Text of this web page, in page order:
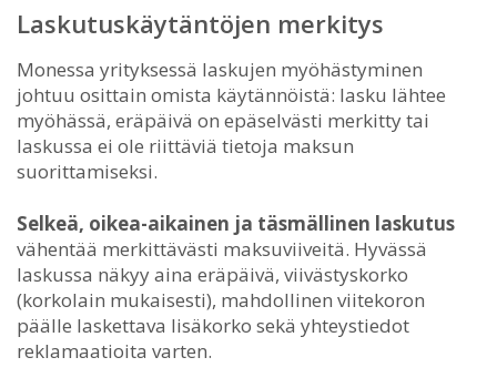
Laskutuskäytäntöjen merkitys
Monessa yrityksessä laskujen myöhästyminen
johtuu osittain omista käytännöistä: lasku lähtee
myöhässä, eräpäivä on epäselvästi merkitty tai
laskussa ei ole riittäviä tietoja maksun
suorittamiseksi.
Selkeä, oikea-aikainen ja täsmällinen laskutus
vähentää merkittävästi maksuviiveitä. Hyvässä
laskussa näkyy aina eräpäivä, viivästyskorko
(korkolain mukaisesti), mahdollinen viitekoron
päälle laskettava lisäkorko sekä yhteystiedot
reklamaatioita varten.